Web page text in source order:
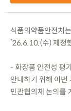
식품의약품안전처
’26.6.10.(수) 제정
- 화장품 안전성 평
안내하기 위해 이번
민관협의체 논의를